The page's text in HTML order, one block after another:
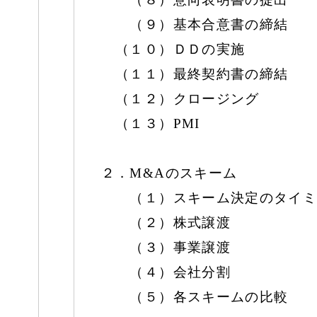
（９）基本合意書の締結
（１０）ＤＤの実施
（１１）最終契約書の締結
（１２）クロージング
（１３）PMI
２．M&Aのスキーム
（１）スキーム決定のタイ
（２）株式譲渡
（３）事業譲渡
（４）会社分割
（５）各スキームの比較